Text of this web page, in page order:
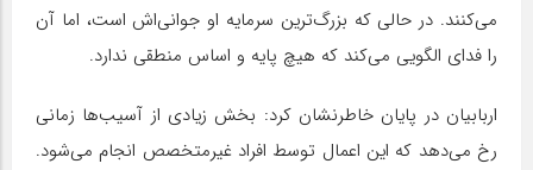
می‌کنند. در حالی که بزرگ‌ترین سرمایه او جوانی‌اش است، اما آن
را فدای الگویی می‌کند که هیچ پایه و اساس منطقی ندارد.
اربابیان در پایان خاطرنشان کرد: بخش زیادی از آسیب‌ها زمانی
رخ می‌دهد که این اعمال توسط افراد غیرمتخصص انجام می‌شود.